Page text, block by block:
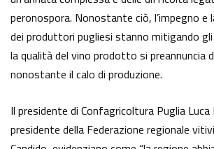
peronospora. Nonostante ciò, l’impegno
dei produttori pugliesi stanno mitigando
la qualità del vino prodotto si preannuncia
nonostante il calo di produzione.
Il presidente di Confagricoltura Puglia Luca
presidente della Federazione regionale